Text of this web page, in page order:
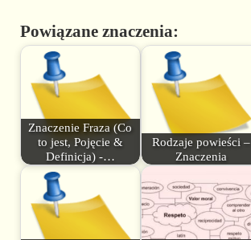
Powiązane znaczenia:
Znaczenie Fraza (Co
to jest, Pojęcie &
Definicja) -…
Rodzaje powieści –
Znaczenia